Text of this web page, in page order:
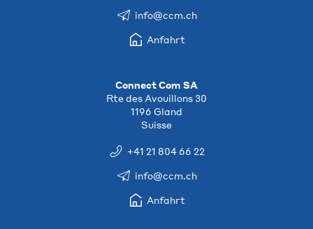
info@ccm.ch
Anfahrt
Connect Com SA
Rte des Avouillons 30
1196 Gland
Suisse
+41 21 804 66 22
info@ccm.ch
Anfahrt